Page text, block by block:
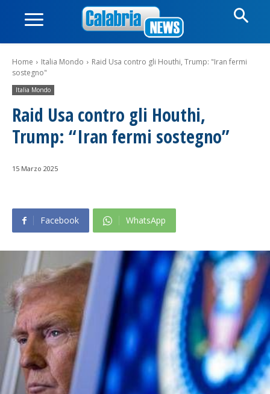
Home Italia Mondo
Raid Usa contro gli Houthi, Trump: "Iran fermi
sostegno"
Italia Mondo
Raid Usa contro gli Houthi,
Trump: “Iran fermi sostegno”
15 Marzo 2025
Facebook WhatsApp